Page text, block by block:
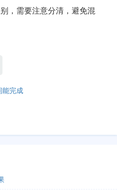
，需要注意分清，避免混
能完成